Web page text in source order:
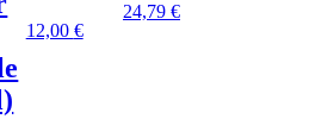
12,00 €
24,79 €